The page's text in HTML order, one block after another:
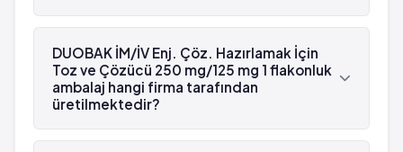
DUOBAK İM/İV Enj. Çöz. Hazırlamak İçin Toz ve
Çözücü 250 mg/125 mg 1 flakonluk ambalaj'in
etken maddesi Ampisilin 'dür.
DUOBAK İM/İV Enj. Çöz. Hazırlamak İçin
Toz ve Çözücü 250 mg/125 mg 1 flakonluk
ambalaj hangi firma tarafından
üretilmektedir?
DUOBAK İM/İV Enj. Çöz. Hazırlamak İçin Toz ve